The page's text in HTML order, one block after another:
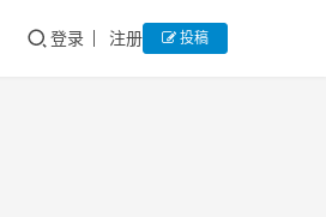
登录 注册 投稿